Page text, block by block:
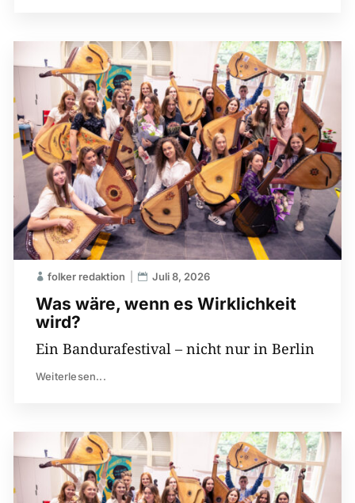
Was wäre, wenn es Wirklichkeit
wird?
folker redaktion Juli 8, 2026
Ein Bandurafestival – nicht nur in Berlin
Weiterlesen...